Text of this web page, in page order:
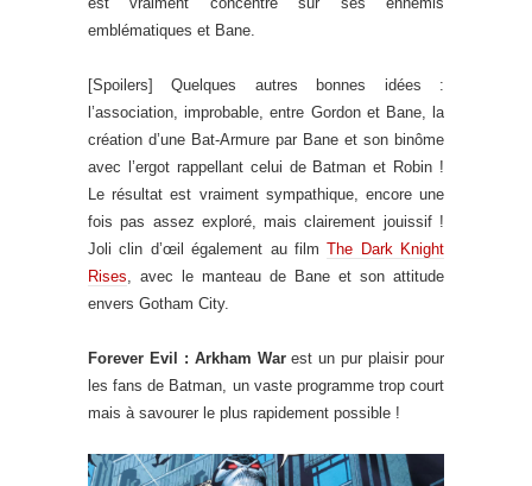
emblématiques et Bane.
[Spoilers] Quelques autres bonnes idées :
l’association, improbable, entre Gordon et Bane, la
création d’une Bat-Armure par Bane et son binôme
avec l’ergot rappellant celui de Batman et Robin !
Le résultat est vraiment sympathique, encore une
fois pas assez exploré, mais clairement jouissif !
Joli clin d’œil également au filmThe Dark Knight
Rises , avec le manteau de Bane et son attitude
envers Gotham City.
Forever Evil : Arkham Warest un pur plaisir pour
les fans de Batman, un vaste programme trop court
mais à savourer le plus rapidement possible !